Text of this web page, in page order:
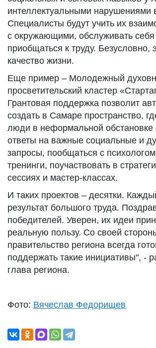
интеллектуальными нарушениями
Специалисты будут учить их
с окружающими, обслуживать себя
приобщаться к труду. Безусловно,
качество жизни.
Еще пример – Молодежный
просветительский кластер
Грантовая поддержка позволит
создать в Самаре пространство,
люди в неформальной обстановке
ответы на важные социальные и
запросы, пообщаться с
тренинги, поучаствовать в
сессиях и мастер‑классах.
И таких проектов – десятки.
результат большого труда.
победителей. Уверен, их идеи
реальную пользу. Со своей
правительство региона всегда
поддержать такие инициативы", -
глава региона.
Фото: Вячеслав Федорищев